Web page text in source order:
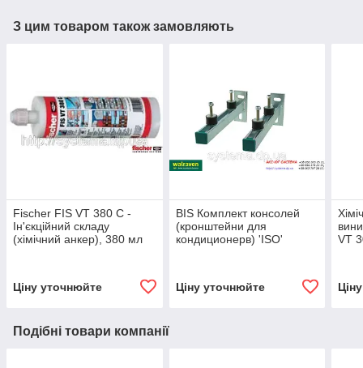
З цим товаром також замовляють
Fischer FIS VT 380 C -
Ін'єкційний складу
(хімічний анкер), 380 мл
Ціну уточнюйте
BIS Комплект консолей
(кронштейни для
кондиционерв) 'ISO'
Ціну уточнюйте
VT
Подібні товари компанії